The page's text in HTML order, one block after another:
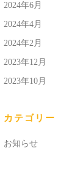
2024年6月
2024年4月
2024年2月
2023年12月
2023年10月
カテゴリー
お知らせ